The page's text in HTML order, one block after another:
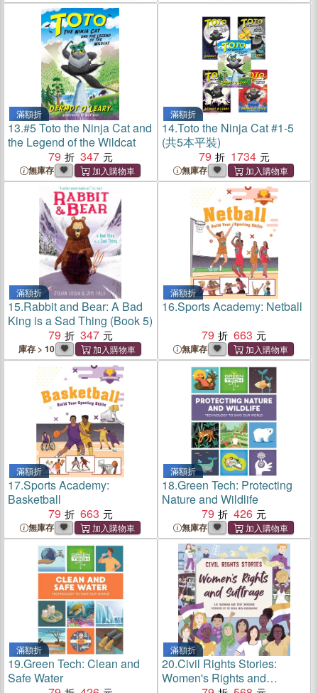
滿額折
13.#5 Toto the Ninja Cat and
the Legend of the Wildcat
79
347
無庫存
滿額折
14.Toto the Ninja Cat #1-5
(共5本平裝)
79
1734
無庫存
滿額折
15.Rabbit and Bear: A Bad
King is a Sad Thing (Book 5)
79
347
庫存 > 10
滿額折
16.Sports Academy: Netball
79
663
無庫存
滿額折
17.Sports Academy:
Basketball
79
663
無庫存
滿額折
18.Green Tech: Protecting
Nature and Wildlife
79
426
無庫存
滿額折
19.Green Tech: Clean and
Safe Water
滿額折
20.Civil Rights Stories:
Women's Rights and